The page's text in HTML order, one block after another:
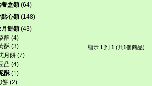
餐盒類(64)
點心類(148)
月餅類(43)
酥(4)
酥(3)
月餅(7)
凸 (4)
酥(1)
餅(2)
顯示 1到 1(共1個商品)